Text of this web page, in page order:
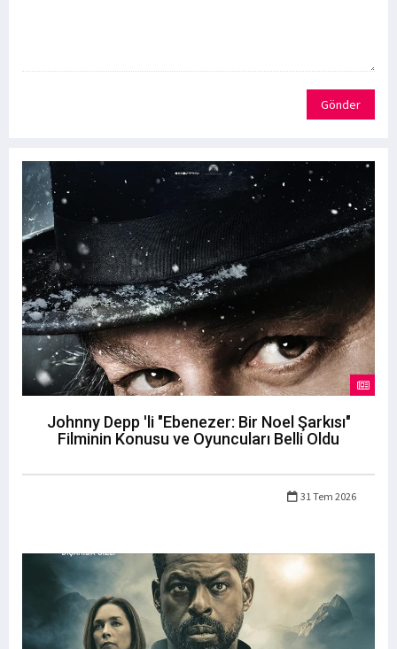
Gönder
Johnny Depp 'li "Ebenezer: Bir Noel Şarkısı"
Filminin Konusu ve Oyuncuları Belli Oldu
31 Tem 2026